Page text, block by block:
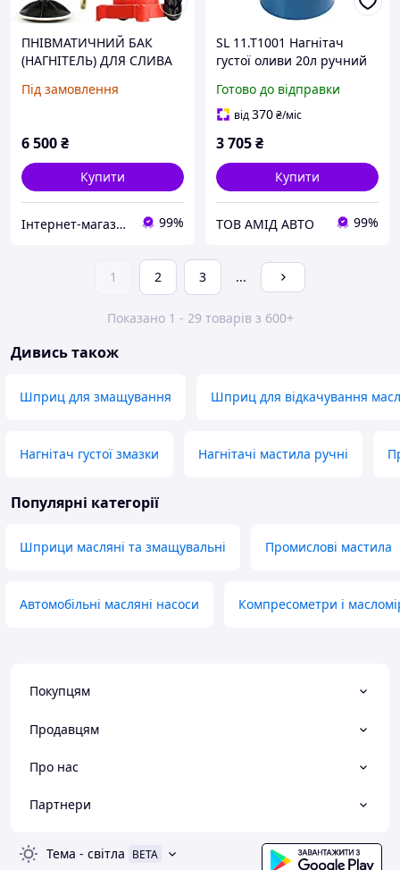
ПНІВМАТИЧНИЙ БАК
(НАГНІТЕЛЬ) ДЛЯ СЛИВА
Під замовлення
6 500₴
Купити
Інтернет-магазин "DomTehno" ЗАВЖДИ НИЗЬКІ ЦІНИ 99%
SL 11.T1001 Нагнітач
густої оливи 20л ручний
AC)
Готово до відправки
від370₴/міс
3 705₴
Купити
ТОВ АМІД АВТО 99%
1 2 3 ...
Показано 1 - 29 товарів з 600+
Дивись також
Шприц для змащування Шприц для відкачування
Нагнітач густої змазки Нагнітачі мастила ручні
Популярні категорії
Шприци масляні та змащувальні Промислові мастила
Автомобільні масляні насоси Компресометри і
Покупцям
Продавцям
Про нас
Партнери
Тема - світла BETA